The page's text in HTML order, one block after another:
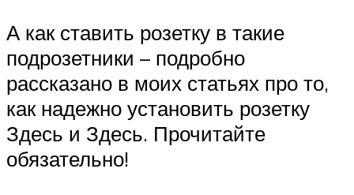
А как ставить розетку в такие
подрозетники – подробно
рассказано в моих статьях про то,
как надежно установить розетку
Здесь и Здесь. Прочитайте
обязательно!